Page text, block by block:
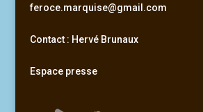
feroce.marquise@gmail.com
Contact : Hervé Brunaux
Espace presse